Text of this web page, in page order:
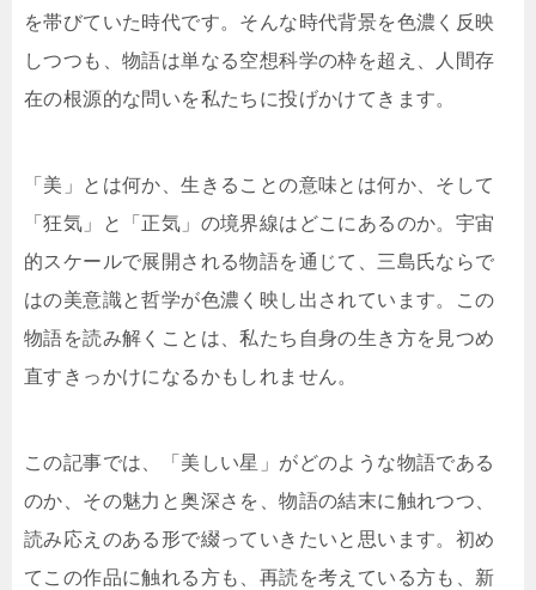
を帯びていた時代です。そんな時代背景を色濃く反映
しつつも、物語は単なる空想科学の枠を超え、人間存
在の根源的な問いを私たちに投げかけてきます。
「美」とは何か、生きることの意味とは何か、そして
「狂気」と「正気」の境界線はどこにあるのか。宇宙
的スケールで展開される物語を通じて、三島氏ならで
はの美意識と哲学が色濃く映し出されています。この
物語を読み解くことは、私たち自身の生き方を見つめ
直すきっかけになるかもしれません。
この記事では、「美しい星」がどのような物語である
のか、その魅力と奥深さを、物語の結末に触れつつ、
読み応えのある形で綴っていきたいと思います。初め
てこの作品に触れる方も、再読を考えている方も、新